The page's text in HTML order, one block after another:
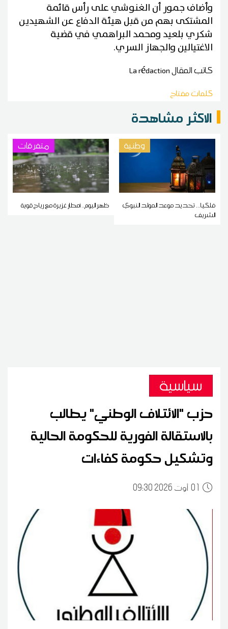
وأضاف جمور أن الغنوشي على رأس قائمة
المشتكى بهم من قبل هيئة الدفاع عن الشهيدين
شكري بلعيد ومحمد البراهمي في قضية
الاغتيالين والجهاز السري.
كاتب المقالLa rédaction
كلمات مفتاح
الاكثر مشاهدة
وطنية
فلكيا... تحديد موعد المولد النبوي
الشريف
متفرقات
ظهر اليوم.. أمطار غزيرة مع رياح قوية
سياسية
حزب "الائتلاف الوطني" يطالب
بالاستقالة الفورية للحكومة الحالية
وتشكيل حكومة كفاءات
0109:30 2026 أوت